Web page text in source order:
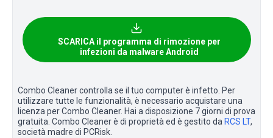
SCARICA il programma di rimozione per
infezioni da malware Android
Combo Cleaner controlla se il tuo computer è infetto. Per
utilizzare tutte le funzionalità, è necessario acquistare una
licenza per Combo Cleaner. Hai a disposizione 7 giorni di prova
gratuita. Combo Cleaner è di proprietà ed è gestito da RCS LT,
società madre di PCRisk.